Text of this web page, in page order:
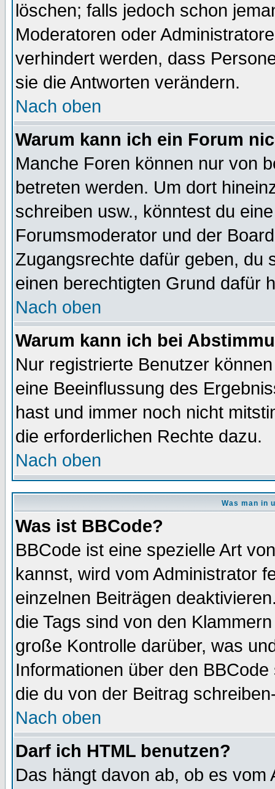
löschen; falls jedoch schon
Moderatoren oder
verhindert werden, dass
sie die Antworten verändern.
Nach oben
Warum kann ich ein Forum
Manche Foren können nur von
betreten werden. Um dort
schreiben usw., könntest du
Forumsmoderator und der
Zugangsrechte dafür geben, du
einen berechtigten Grund dafür
Nach oben
Warum kann ich bei
Nur registrierte Benutzer
eine Beeinflussung des
hast und immer noch nicht
die erforderlichen Rechte dazu.
Nach oben
Was man in
Was ist BBCode?
BBCode ist eine spezielle Art
kannst, wird vom Administrator
einzelnen Beiträgen
die Tags sind von den
große Kontrolle darüber, was
Informationen über den
die du von der Beitrag
Nach oben
Darf ich HTML benutzen?
Das hängt davon ab, ob es